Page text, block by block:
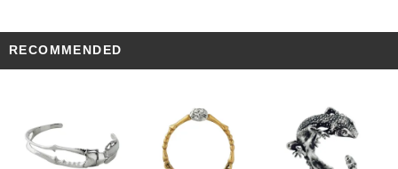
RECOMMENDED